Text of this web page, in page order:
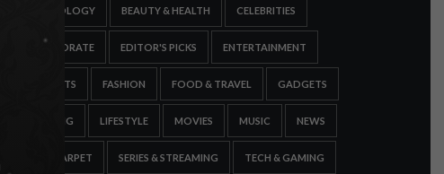
ASTROLOGY BEAUTY & HEALTH CELEBRITIES
CORPORATE EDITOR'S PICKS ENTERTAINMENT
ESPORTS FASHION FOOD & TRAVEL GADGETS
GAMING LIFESTYLE MOVIES MUSIC NEWS
RED CARPET SERIES & STREAMING TECH & GAMING